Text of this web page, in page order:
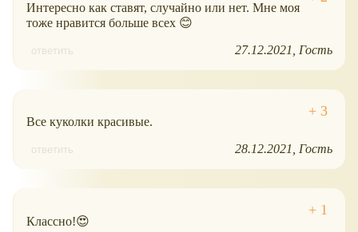
Интересно как ставят, случайно или нет. Мне моя
тоже нравится больше всех 😊
ответить 27.12.2021 Гость
Все куколки красивые.
ответить 28.12.2021 Гость
Классно!😍